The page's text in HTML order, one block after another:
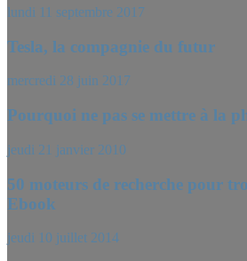
lundi 11 septembre 2017
Tesla, la compagnie du futur
mercredi 28 juin 2017
Pourquoi ne pas se mettre à la
jeudi 21 janvier 2010
50 moteurs de recherche pour
Ebook
jeudi 10 juillet 2014